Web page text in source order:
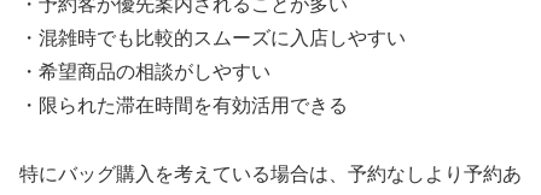
・予約客が優先案内されることが多い
・混雑時でも比較的スムーズに入店しやすい
・希望商品の相談がしやすい
・限られた滞在時間を有効活用できる
特にバッグ購入を考えている場合は、予約なしより予約あ